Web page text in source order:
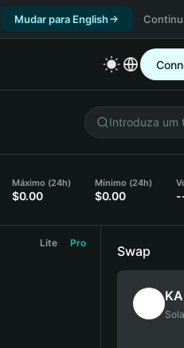
Mudar para English
Máximo (24h)
$0.00
Mínimo (24h)
$0.00
Lite Pro
Swap